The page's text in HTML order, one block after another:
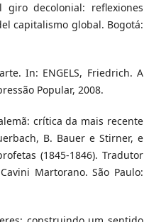
giro decolonial: reflexiones
capitalismo global. Bogotá:
In: ENGELS, Friedrich. A
Popular, 2008.
crítica da mais recente
B. Bauer e Stirner, e
(1845-1846). Tradutor
Martorano. São Paulo: